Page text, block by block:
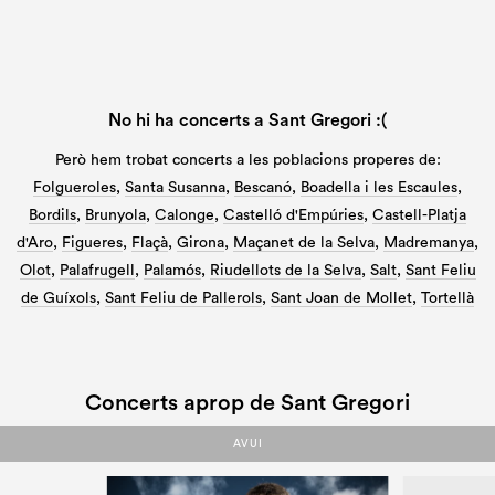
No hi ha concerts a Sant Gregori :(
Però hem trobat concerts a les poblacions properes de:
Folgueroles, Santa Susanna, Bescanó, Boadella i les Escaules,
Bordils, Brunyola, Calonge, Castelló d'Empúries, Castell-Platja
d'Aro, Figueres, Flaçà, Girona, Maçanet de la Selva, Madremanya,
Olot, Palafrugell , Palamós, Riudellots de la Selva, Salt, Sant Feliu
de Guíxols, Sant Feliu de Pallerols, Sant Joan de Mollet, Tortellà
Concerts aprop de Sant Gregori
AVUI
AVUI